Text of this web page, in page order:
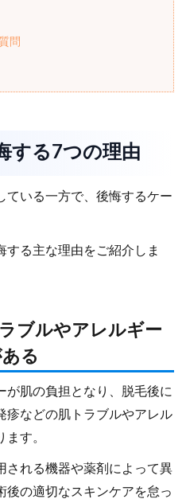
問
する7つの理由
ている一方で、後悔するケー
する主な理由をご紹介しま
ブルやアレルギー
る
が肌の負担となり、脱毛後に
疹などの肌トラブルやアレル
す。
される機器や薬剤によって異
後の適切なスキンケアを怠っ